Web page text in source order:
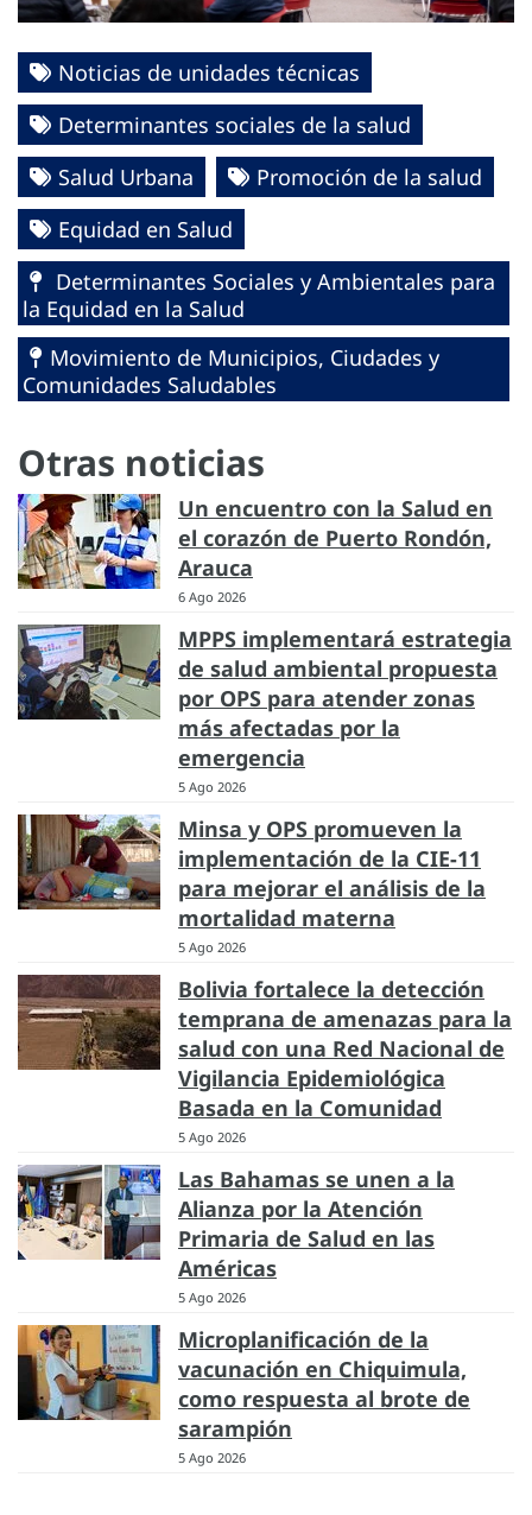
Noticias de unidades técnicas
Determinantes sociales de la salud
Salud Urbana
Promoción de la salud
Equidad en Salud
Determinantes Sociales y Ambientales para
la Equidad en la Salud
Movimiento de Municipios, Ciudades y
Comunidades Saludables
Otras noticias
Un encuentro con la Salud en
el corazón de Puerto Rondón,
Arauca
6 Ago 2026
MPPS implementará estrategia
de salud ambiental propuesta
por OPS para atender zonas
más afectadas por la
emergencia
5 Ago 2026
Minsa y OPS promueven la
implementación de la CIE-11
para mejorar el análisis de la
mortalidad materna
5 Ago 2026
Bolivia fortalece la detección
temprana de amenazas para la
salud con una Red Nacional de
Vigilancia Epidemiológica
Basada en la Comunidad
5 Ago 2026
Las Bahamas se unen a la
Alianza por la Atención
Primaria de Salud en las
Américas
5 Ago 2026
Microplanificación de la
vacunación en Chiquimula,
como respuesta al brote de
sarampión
5 Ago 2026